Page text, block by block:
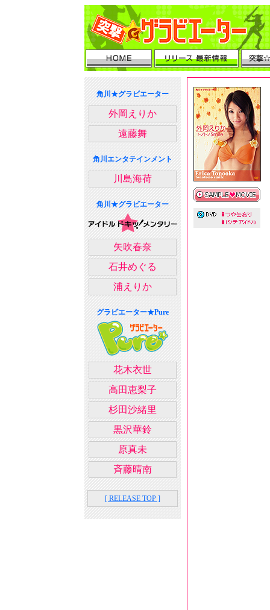
角川★グラビエーター
外岡えりか
遠藤舞
角川エンタテインメント
川島海荷
角川★グラビエーター
矢吹春奈
石井めぐる
浦えりか
グラビエーター★Pure
花木衣世
高田恵梨子
杉田沙緒里
黒沢華鈴
原真未
斉藤晴南
[ RELEASE TOP ]